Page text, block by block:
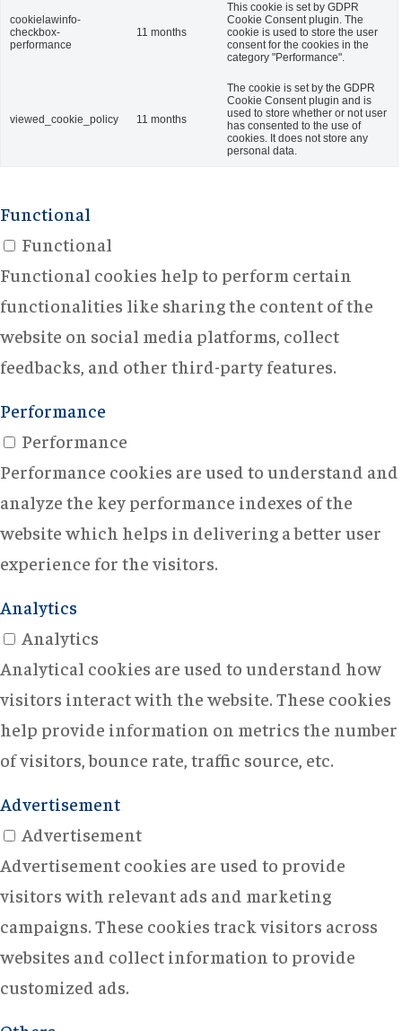
cookielawinfo-
checkbox-
performance
11 months
This cookie is set by GDPR
Cookie Consent plugin. The
cookie is used to store the user
consent for the cookies in the
category "Performance".
viewed_cookie_policy 11 months
The cookie is set by the GDPR
Cookie Consent plugin and is
used to store whether or not user
has consented to the use of
cookies. It does not store any
personal data.
Functional
Functional
Functional cookies help to perform certain
functionalities like sharing the content of the
website on social media platforms, collect
feedbacks, and other third-party features.
Performance
Performance
Performance cookies are used to understand and
analyze the key performance indexes of the
website which helps in delivering a better user
experience for the visitors.
Analytics
Analytics
Analytical cookies are used to understand how
visitors interact with the website. These cookies
help provide information on metrics the number
of visitors, bounce rate, traffic source, etc.
Advertisement
Advertisement
Advertisement cookies are used to provide
visitors with relevant ads and marketing
campaigns. These cookies track visitors across
websites and collect information to provide
customized ads.